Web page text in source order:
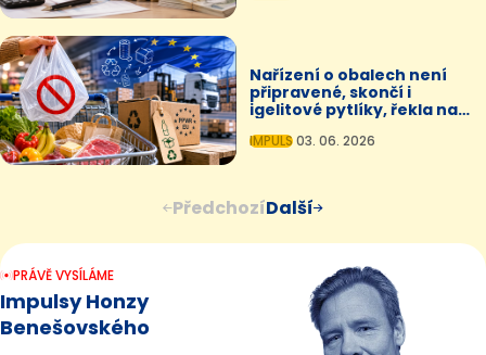
Nařízení o obalech není
připravené, skončí i
igelitové pytlíky, řekla na
IMPULS03. 06. 2026
PředchozíDalší
PRÁVĚ VYSÍLÁME
Impulsy Honzy
Benešovského